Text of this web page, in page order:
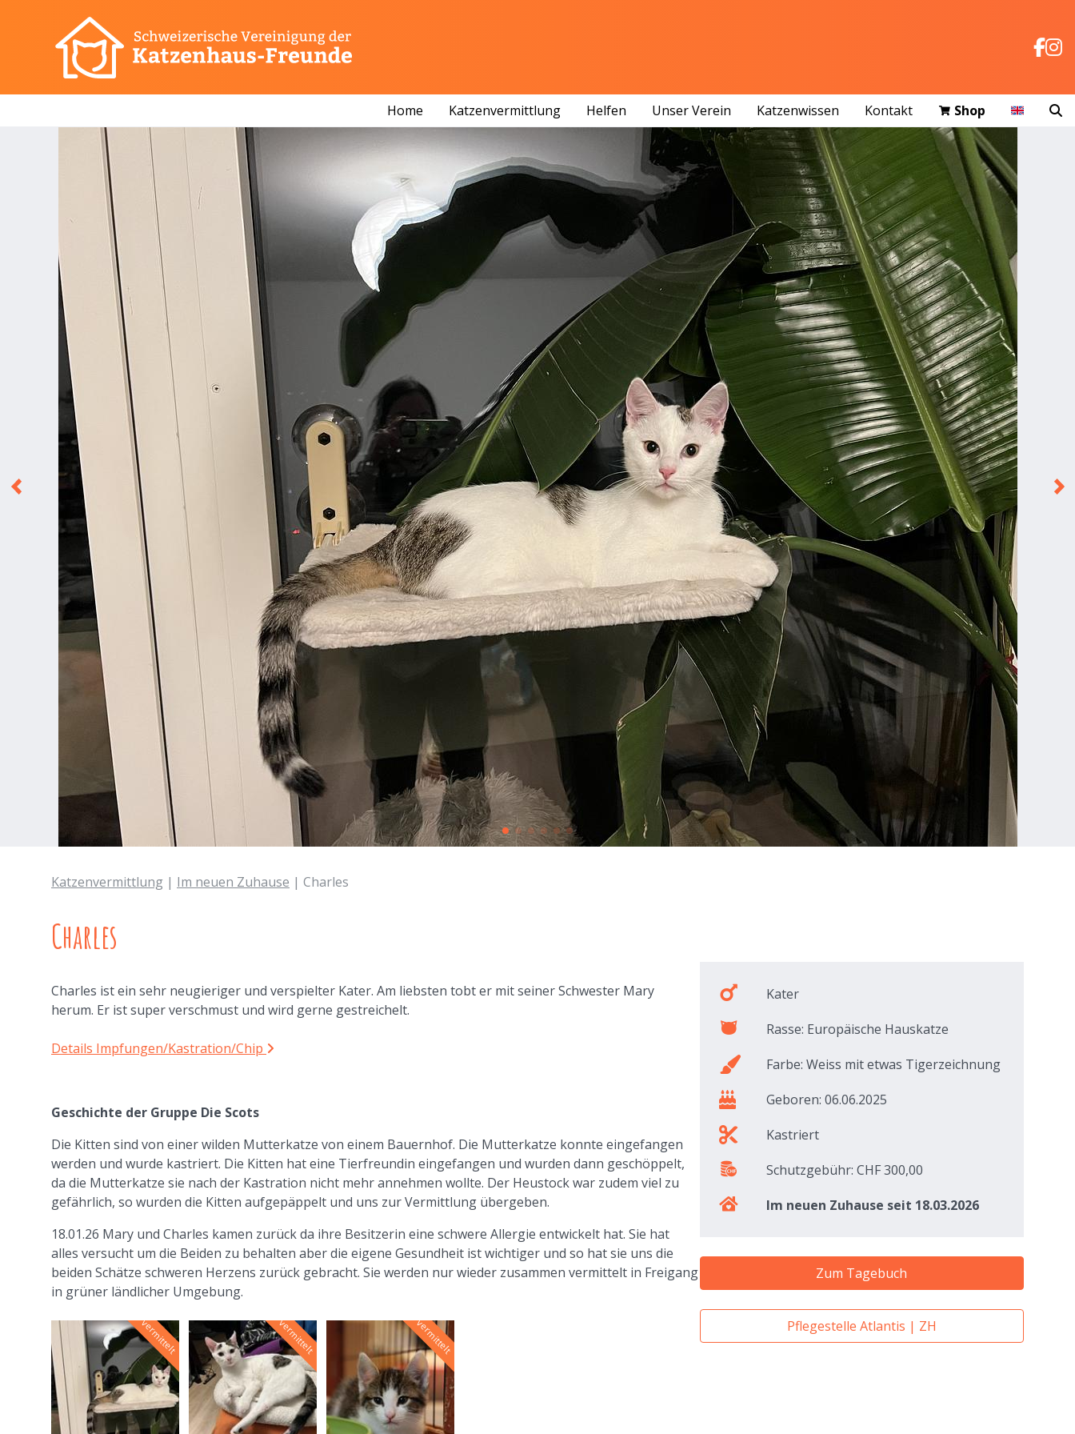
Home Katzenvermittlung Helfen Unser Verein Katzenwissen Kontakt Shop
Katzenvermittlung | Im neuen Zuhause | Charles
Charles
Kater
Rasse: Europäische Hauskatze
Farbe: Weiss mit etwas Tigerzeichnung
Geboren: 06.06.2025
Kastriert
Schutzgebühr: CHF 300,00
Im neuen Zuhause seit 18.03.2026
Zum Tagebuch
Pflegestelle Atlantis | ZH
Charles ist ein sehr neugieriger und verspielter Kater. Am liebsten tobt er mit seiner Schwester Mary
herum. Er ist super verschmust und wird gerne gestreichelt.
Details Impfungen/Kastration/Chip
Geschichte der Gruppe Die Scots
Die Kitten sind von einer wilden Mutterkatze von einem Bauernhof. Die Mutterkatze konnte eingefangen
werden und wurde kastriert. Die Kitten hat eine Tierfreundin eingefangen und wurden dann geschöppelt,
da die Mutterkatze sie nach der Kastration nicht mehr annehmen wollte. Der Heustock war zudem viel zu
gefährlich, so wurden die Kitten aufgepäppelt und uns zur Vermittlung übergeben.
18.01.26 Mary und Charles kamen zurück da ihre Besitzerin eine schwere Allergie entwickelt hat. Sie hat
alles versucht um die Beiden zu behalten aber die eigene Gesundheit ist wichtiger und so hat sie uns die
beiden Schätze schweren Herzens zurück gebracht. Sie werden nur wieder zusammen vermittelt in Freigang
in grüner ländlicher Umgebung.
vermittelt vermittelt vermittelt